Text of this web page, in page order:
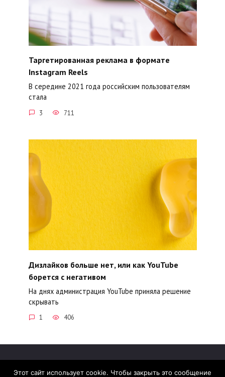
Таргетированная реклама в формате
Instagram Reels
В середине 2021 года российским пользователям
стала
3 711
Дизлайков больше нет, или как YouTube
борется с негативом
На днях администрация YouTube приняла решение
скрывать
1 406
Этот сайт использует cookie. Чтобы закрыть это сообщение